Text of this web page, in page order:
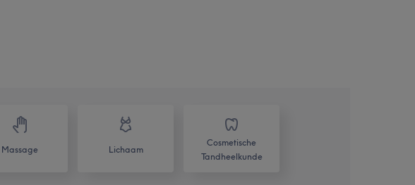
Massage Lichaam
Cosmetische
Tandheelkunde